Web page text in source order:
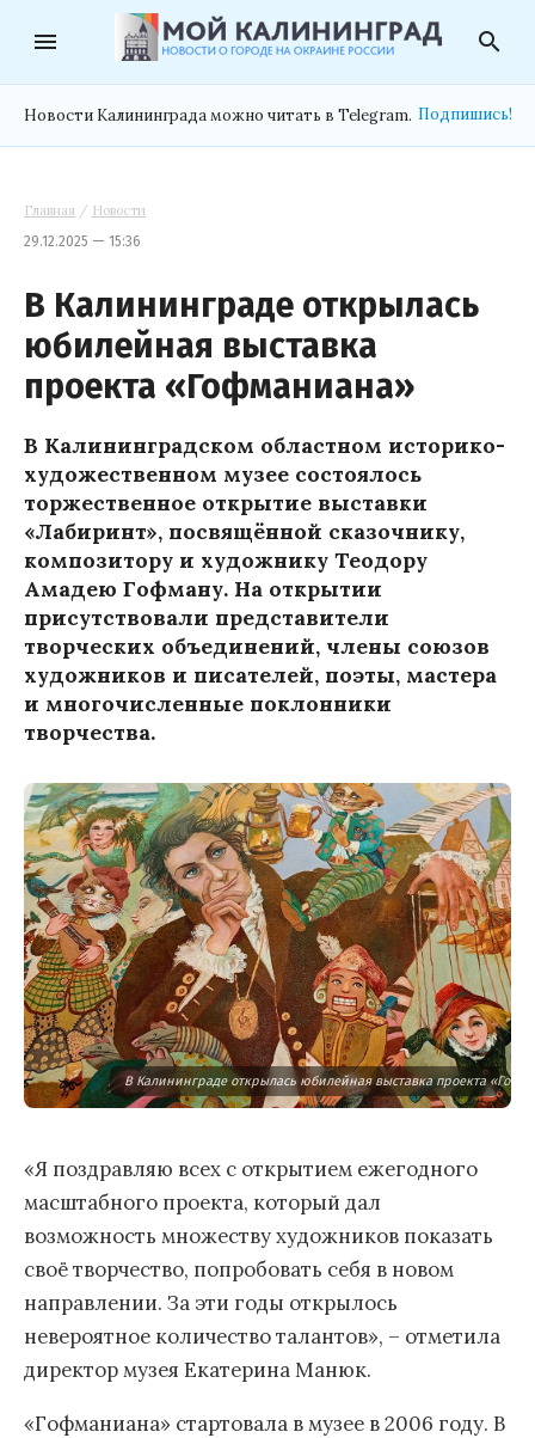
menu search
Новости Калининграда можно читать в Telegram. Подпишись!
Главная / Новости
29.12.2025 — 15:36
В Калининграде открылась
юбилейная выставка
проекта «Гофманиана»
В Калининградском областном историко-
художественном музее состоялось
торжественное открытие выставки
«Лабиринт», посвящённой сказочнику,
композитору и художнику Теодору
Амадею Гофману. На открытии
присутствовали представители
творческих объединений, члены союзов
художников и писателей, поэты, мастера
и многочисленные поклонники
творчества.
В Калининграде открылась юбилейная выставка проекта
«Я поздравляю всех с открытием ежегодного
масштабного проекта, который дал
возможность множеству художников показать
своё творчество, попробовать себя в новом
направлении. За эти годы открылось
невероятное количество талантов», – отметила
директор музея Екатерина Манюк.
«Гофманиана» стартовала в музее в 2006 году. В